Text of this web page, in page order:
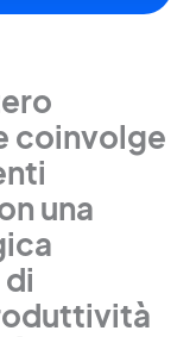
coinvolge
una